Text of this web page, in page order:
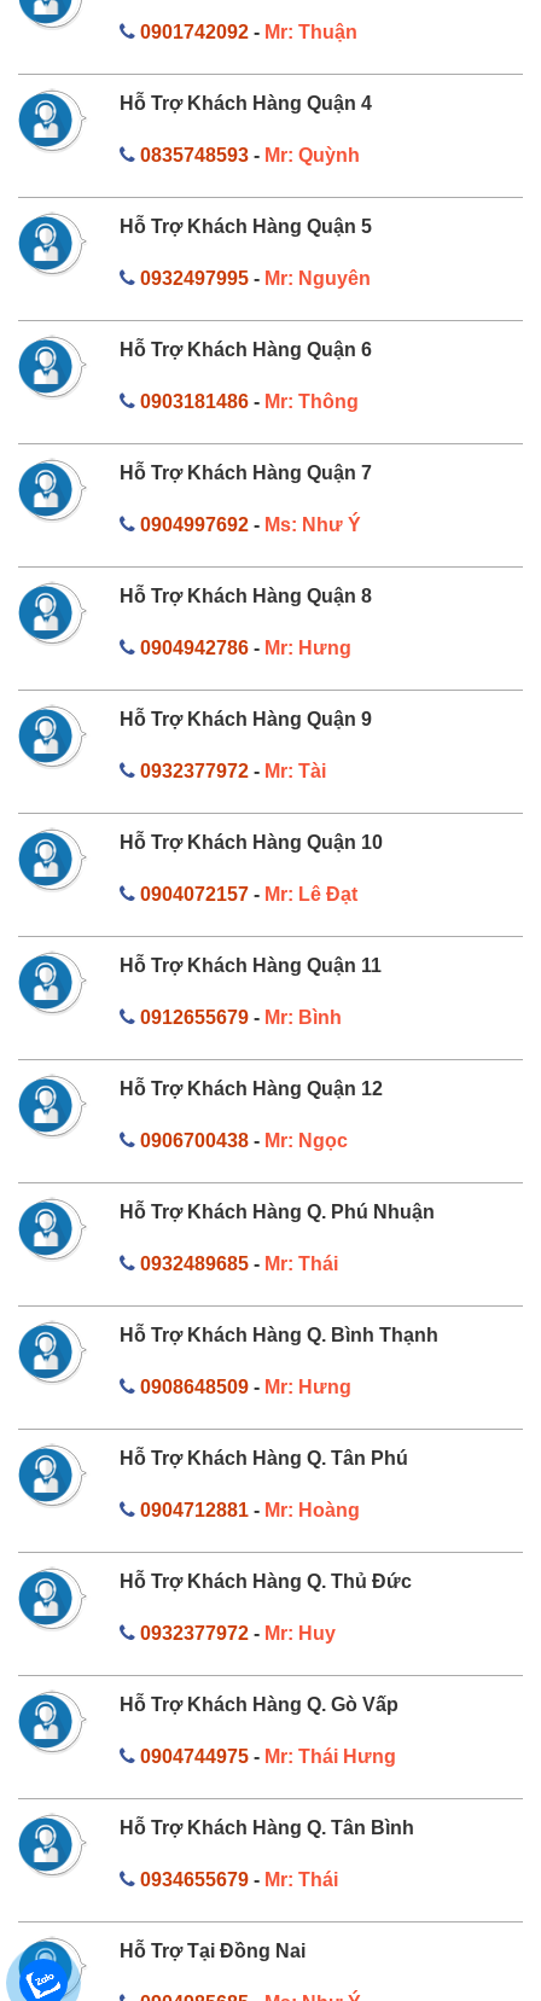
0901742092- Mr: Thuận
Hỗ Trợ Khách Hàng Quận 4
0835748593- Mr: Quỳnh
Hỗ Trợ Khách Hàng Quận 5
0932497995- Mr: Nguyên
Hỗ Trợ Khách Hàng Quận 6
0903181486- Mr: Thông
Hỗ Trợ Khách Hàng Quận 7
0904997692- Ms: Như Ý
Hỗ Trợ Khách Hàng Quận 8
0904942786- Mr: Hưng
Hỗ Trợ Khách Hàng Quận 9
0932377972- Mr: Tài
Hỗ Trợ Khách Hàng Quận 10
0904072157- Mr: Lê Đạt
Hỗ Trợ Khách Hàng Quận 11
0912655679- Mr: Bình
Hỗ Trợ Khách Hàng Quận 12
0906700438- Mr: Ngọc
Hỗ Trợ Khách Hàng Q. Phú Nhuận
0932489685- Mr: Thái
Hỗ Trợ Khách Hàng Q. Bình Thạnh
0908648509- Mr: Hưng
Hỗ Trợ Khách Hàng Q. Tân Phú
0904712881- Mr: Hoàng
Hỗ Trợ Khách Hàng Q. Thủ Đức
0932377972- Mr: Huy
Hỗ Trợ Khách Hàng Q. Gò Vấp
0904744975- Mr: Thái Hưng
Hỗ Trợ Khách Hàng Q. Tân Bình
0934655679- Mr: Thái
Hỗ Trợ Tại Đồng Nai